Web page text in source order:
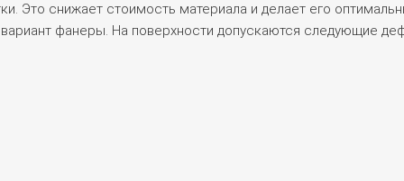
Это снижает стоимость материала и делает его
фанеры. На поверхности допускаются следующие